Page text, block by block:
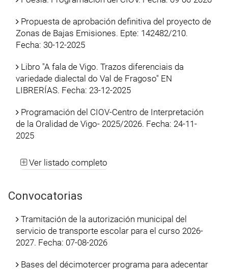
Propuesta de aprobación definitiva del proyecto de
Zonas de Bajas Emisiones. Epte: 142482/210.
Fecha: 30-12-2025
Libro "A fala de Vigo. Trazos diferenciais da
variedade dialectal do Val de Fragoso" EN
LIBRERÍAS. Fecha: 23-12-2025
Programación del CIOV-Centro de Interpretación
de la Oralidad de Vigo- 2025/2026. Fecha: 24-11-
2025
Ver listado completo
Convocatorias
Tramitación de la autorización municipal del
servicio de transporte escolar para el curso 2026-
2027. Fecha: 07-08-2026
Bases del décimotercer programa para adecentar